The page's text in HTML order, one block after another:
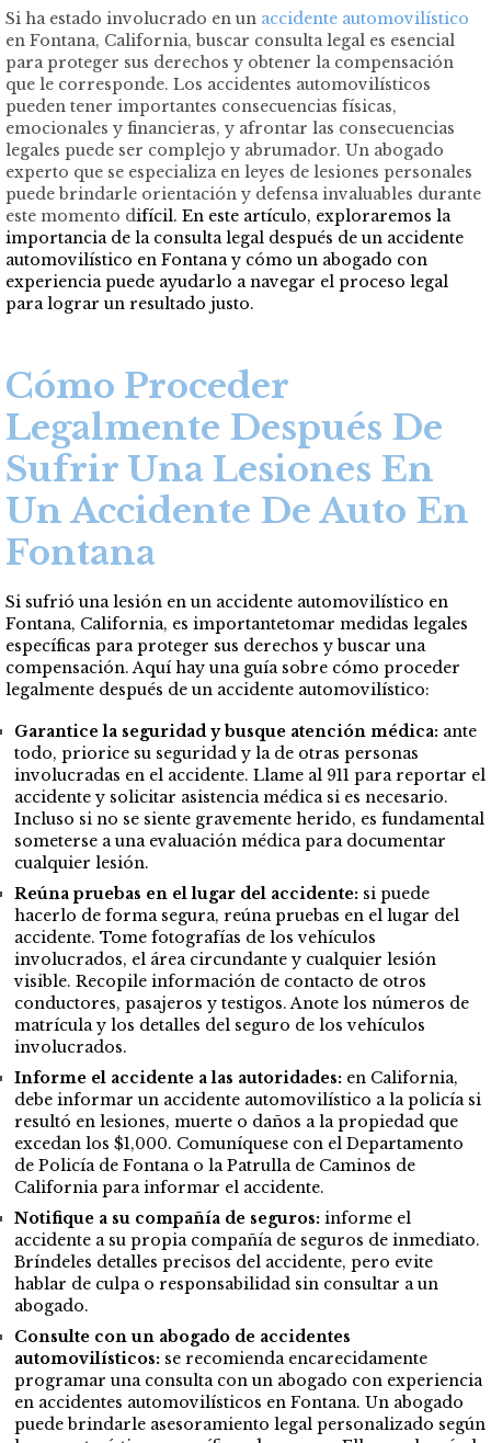
Si ha estado involucrado en un accidente automovilístico
en Fontana, California, buscar consulta legal es esencial
para proteger sus derechos y obtener la compensación
que le corresponde. Los accidentes automovilísticos
pueden tener importantes consecuencias físicas,
emocionales y financieras, y afrontar las consecuencias
legales puede ser complejo y abrumador. Un abogado
experto que se especializa en leyes de lesiones personales
puede brindarle orientación y defensa invaluables durante
este momento difícil. En este artículo, exploraremos la
importancia de la consulta legal después de un accidente
automovilístico en Fontana y cómo un abogado con
experiencia puede ayudarlo a navegar el proceso legal
para lograr un resultado justo.
Cómo Proceder
Legalmente Después De
Sufrir Una Lesiones En
Un Accidente De Auto En
Fontana
Si sufrió una lesión en un accidente automovilístico en
Fontana, California, es importantetomar medidas legales
específicas para proteger sus derechos y buscar una
compensación. Aquí hay una guía sobre cómo proceder
legalmente después de un accidente automovilístico:
Garantice la seguridad y busque atención médica: ante
todo, priorice su seguridad y la de otras personas
involucradas en el accidente. Llame al 911 para reportar el
accidente y solicitar asistencia médica si es necesario.
Incluso si no se siente gravemente herido, es fundamental
someterse a una evaluación médica para documentar
cualquier lesión.
Reúna pruebas en el lugar del accidente: si puede
hacerlo de forma segura, reúna pruebas en el lugar del
accidente. Tome fotografías de los vehículos
involucrados, el área circundante y cualquier lesión
visible. Recopile información de contacto de otros
conductores, pasajeros y testigos. Anote los números de
matrícula y los detalles del seguro de los vehículos
involucrados.
Informe el accidente a las autoridades: en California,
debe informar un accidente automovilístico a la policía si
resultó en lesiones, muerte o daños a la propiedad que
excedan los $1,000. Comuníquese con el Departamento
de Policía de Fontana o la Patrulla de Caminos de
California para informar el accidente.
Notifique a su compañía de seguros: informe el
accidente a su propia compañía de seguros de inmediato.
Bríndeles detalles precisos del accidente, pero evite
hablar de culpa o responsabilidad sin consultar a un
abogado.
Consulte con un abogado de accidentes
automovilísticos: se recomienda encarecidamente
programar una consulta con un abogado con experiencia
en accidentes automovilísticos en Fontana. Un abogado
puede brindarle asesoramiento legal personalizado según